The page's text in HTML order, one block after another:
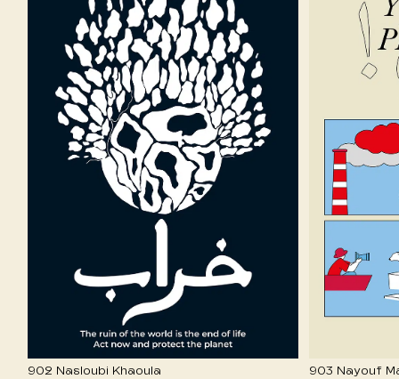
902 Nasloubi Khaoula 903 Nayouf